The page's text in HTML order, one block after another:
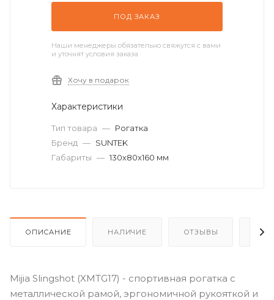
ПОД ЗАКАЗ
Наши менеджеры обязательно свяжутся с вами
и уточнят условия заказа
Хочу в подарок
Характеристики
Тип товара — Рогатка
Бренд — SUNTEK
Габариты — 130x80x160 мм
ОПИСАНИЕ НАЛИЧИЕ ОТЗЫВЫ
Mijia Slingshot (XMTG17) - спортивная рогатка с
металлической рамой, эргономичной рукояткой и